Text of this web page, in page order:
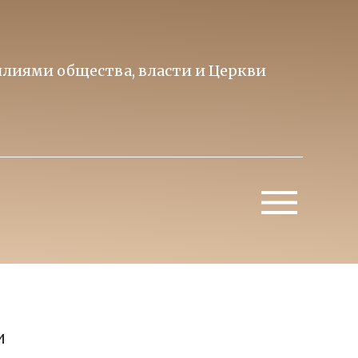
общества, власти и Церкви